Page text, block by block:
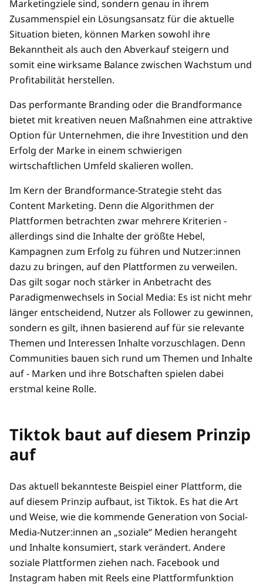
Marketingziele sind, sondern genau in ihrem
Zusammenspiel ein Lösungsansatz für die aktuelle
Situation bieten, können Marken sowohl ihre
Bekanntheit als auch den Abverkauf steigern und
somit eine wirksame Balance zwischen Wachstum und
Profitabilität herstellen.
Das performante Branding oder die Brandformance
bietet mit kreativen neuen Maßnahmen eine attraktive
Option für Unternehmen, die ihre Investition und den
Erfolg der Marke in einem schwierigen
wirtschaftlichen Umfeld skalieren wollen.
Im Kern der Brandformance-Strategie steht das
Content Marketing. Denn die Algorithmen der
Plattformen betrachten zwar mehrere Kriterien -
allerdings sind die Inhalte der größte Hebel,
Kampagnen zum Erfolg zu führen und Nutzer:innen
dazu zu bringen, auf den Plattformen zu verweilen.
Das gilt sogar noch stärker in Anbetracht des
Paradigmenwechsels in Social Media: Es ist nicht mehr
länger entscheidend, Nutzer als Follower zu gewinnen,
sondern es gilt, ihnen basierend auf für sie relevante
Themen und Interessen Inhalte vorzuschlagen. Denn
Communities bauen sich rund um Themen und Inhalte
auf - Marken und ihre Botschaften spielen dabei
erstmal keine Rolle.
Tiktok baut auf diesem Prinzip
auf
Das aktuell bekannteste Beispiel einer Plattform, die
auf diesem Prinzip aufbaut, ist Tiktok. Es hat die Art
und Weise, wie die kommende Generation von Social-
Media-Nutzer:innen an „soziale“ Medien herangeht
und Inhalte konsumiert, stark verändert. Andere
soziale Plattformen ziehen nach. Facebook und
Instagram haben mit Reels eine Plattformfunktion